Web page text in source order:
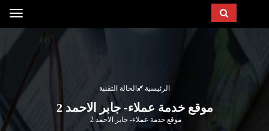
الرئيسية الحالة التقنية
موقع خدمة عملاء- جابر الاحمد 2
موقع خدمة عملاء- جابر الاحمد 2